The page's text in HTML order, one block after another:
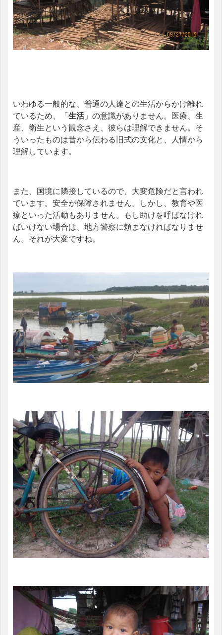
いわゆる一般的な、普通の人達との生活からかけ離れ
ているため、「生活」の意識がありません。医療、生
産、衛生という観念さえ、彼らは理解できません。そ
ういったものは昔から伝わる旧式の文化と、人情から
理解しています。
また、国境に隣接しているので、大変危険だと言われ
ています。安全が保障されません。しかし、教育や医
療といった活動もありません。もし助けを呼ばなけれ
ばいけない場合は、地方警察に頼まなければなりませ
ん。それが大変ですね。